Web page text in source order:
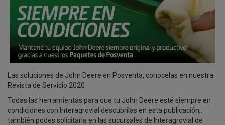
Las soluciones de John Deere en Posventa, conocelas en nuestra
Revista de Servicio 2020
Todas las herramientas para que tu John Deere esté siempre en
condiciones con Interagrovial descubrilas en esta publicación,.
también podes solicitarla en las sucursales de Interagrovial de